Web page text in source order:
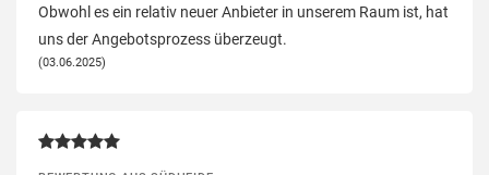
Obwohl es ein relativ neuer Anbieter in unserem Raum ist, hat
uns der Angebotsprozess überzeugt.
(03.06.2025)